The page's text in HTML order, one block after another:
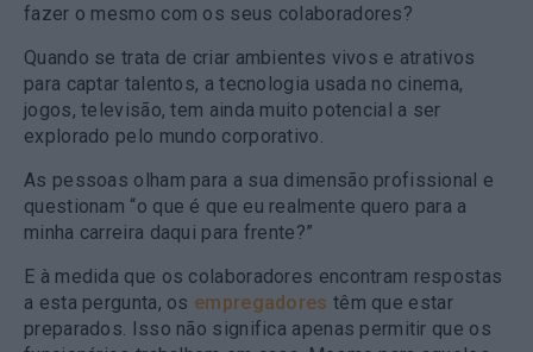
fazer o mesmo com os seus colaboradores?
Quando se trata de criar ambientes vivos e atrativos
para captar talentos, a tecnologia usada no cinema,
jogos, televisão, tem ainda muito potencial a ser
explorado pelo mundo corporativo.
As pessoas olham para a sua dimensão profissional e
questionam “o que é que eu realmente quero para a
minha carreira daqui para frente?”
E à medida que os colaboradores encontram respostas
a esta pergunta, os empregadores têm que estar
preparados. Isso não significa apenas permitir que os